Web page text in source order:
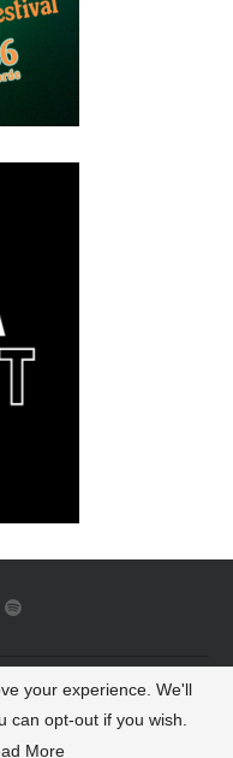
Reserved
your experience. We'll
can opt-out if you wish.
More